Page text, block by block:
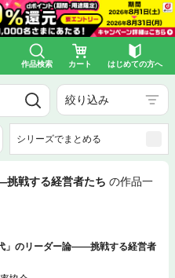
作品検索 カート はじめての方へ
絞り込み
シリーズでまとめる
挑戦する経営者たち の作品一
」のリーダー論――挑戦する経営者